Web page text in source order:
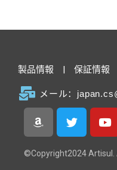
製品情報 | 保証情報
メール：
©Copyright2024 Artisul.